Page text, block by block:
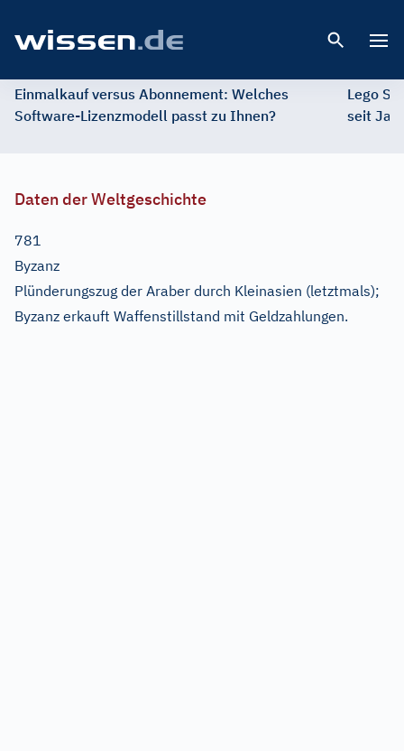
Einmalkauf versus Abonnement: Welches
Software-Lizenzmodell passt zu Ihnen?
Lego
seit
Daten der Weltgeschichte
781
Byzanz
Plünderungszug der Araber durch Kleinasien (letztmals);
Byzanz erkauft Waffenstillstand mit Geldzahlungen.